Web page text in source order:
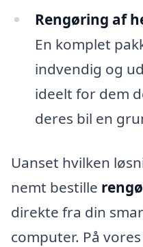
Rengøring af
En komplet
indvendig og
ideelt for dem
deres bil en
Uanset hvilken
nemt bestille
direkte fra din
computer. På